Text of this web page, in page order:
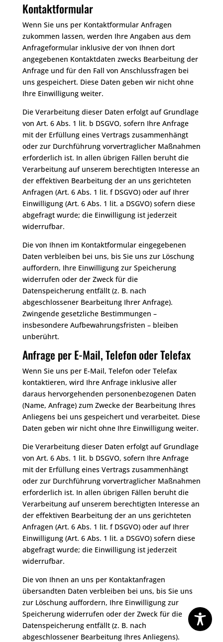
Kontaktformular
Wenn Sie uns per Kontaktformular Anfragen
zukommen lassen, werden Ihre Angaben aus dem
Anfrageformular inklusive der von Ihnen dort
angegebenen Kontaktdaten zwecks Bearbeitung der
Anfrage und für den Fall von Anschlussfragen bei
uns gespeichert. Diese Daten geben wir nicht ohne
Ihre Einwilligung weiter.
Die Verarbeitung dieser Daten erfolgt auf Grundlage
von Art. 6 Abs. 1 lit. b DSGVO, sofern Ihre Anfrage
mit der Erfüllung eines Vertrags zusammenhängt
oder zur Durchführung vorvertraglicher Maßnahmen
erforderlich ist. In allen übrigen Fällen beruht die
Verarbeitung auf unserem berechtigten Interesse an
der effektiven Bearbeitung der an uns gerichteten
Anfragen (Art. 6 Abs. 1 lit. f DSGVO) oder auf Ihrer
Einwilligung (Art. 6 Abs. 1 lit. a DSGVO) sofern diese
abgefragt wurde; die Einwilligung ist jederzeit
widerrufbar.
Die von Ihnen im Kontaktformular eingegebenen
Daten verbleiben bei uns, bis Sie uns zur Löschung
auffordern, Ihre Einwilligung zur Speicherung
widerrufen oder der Zweck für die
Datenspeicherung entfällt (z. B. nach
abgeschlossener Bearbeitung Ihrer Anfrage).
Zwingende gesetzliche Bestimmungen –
insbesondere Aufbewahrungsfristen – bleiben
unberührt.
Anfrage per E-Mail, Telefon oder Telefax
Wenn Sie uns per E-Mail, Telefon oder Telefax
kontaktieren, wird Ihre Anfrage inklusive aller
daraus hervorgehenden personenbezogenen Daten
(Name, Anfrage) zum Zwecke der Bearbeitung Ihres
Anliegens bei uns gespeichert und verarbeitet. Diese
Daten geben wir nicht ohne Ihre Einwilligung weiter.
Die Verarbeitung dieser Daten erfolgt auf Grundlage
von Art. 6 Abs. 1 lit. b DSGVO, sofern Ihre Anfrage
mit der Erfüllung eines Vertrags zusammenhängt
oder zur Durchführung vorvertraglicher Maßnahmen
erforderlich ist. In allen übrigen Fällen beruht die
Verarbeitung auf unserem berechtigten Interesse an
der effektiven Bearbeitung der an uns gerichteten
Anfragen (Art. 6 Abs. 1 lit. f DSGVO) oder auf Ihrer
Einwilligung (Art. 6 Abs. 1 lit. a DSGVO) sofern diese
abgefragt wurde; die Einwilligung ist jederzeit
widerrufbar.
Die von Ihnen an uns per Kontaktanfragen
übersandten Daten verbleiben bei uns, bis Sie uns
zur Löschung auffordern, Ihre Einwilligung zur
Speicherung widerrufen oder der Zweck für die
Datenspeicherung entfällt (z. B. nach
abgeschlossener Bearbeitung Ihres Anliegens).